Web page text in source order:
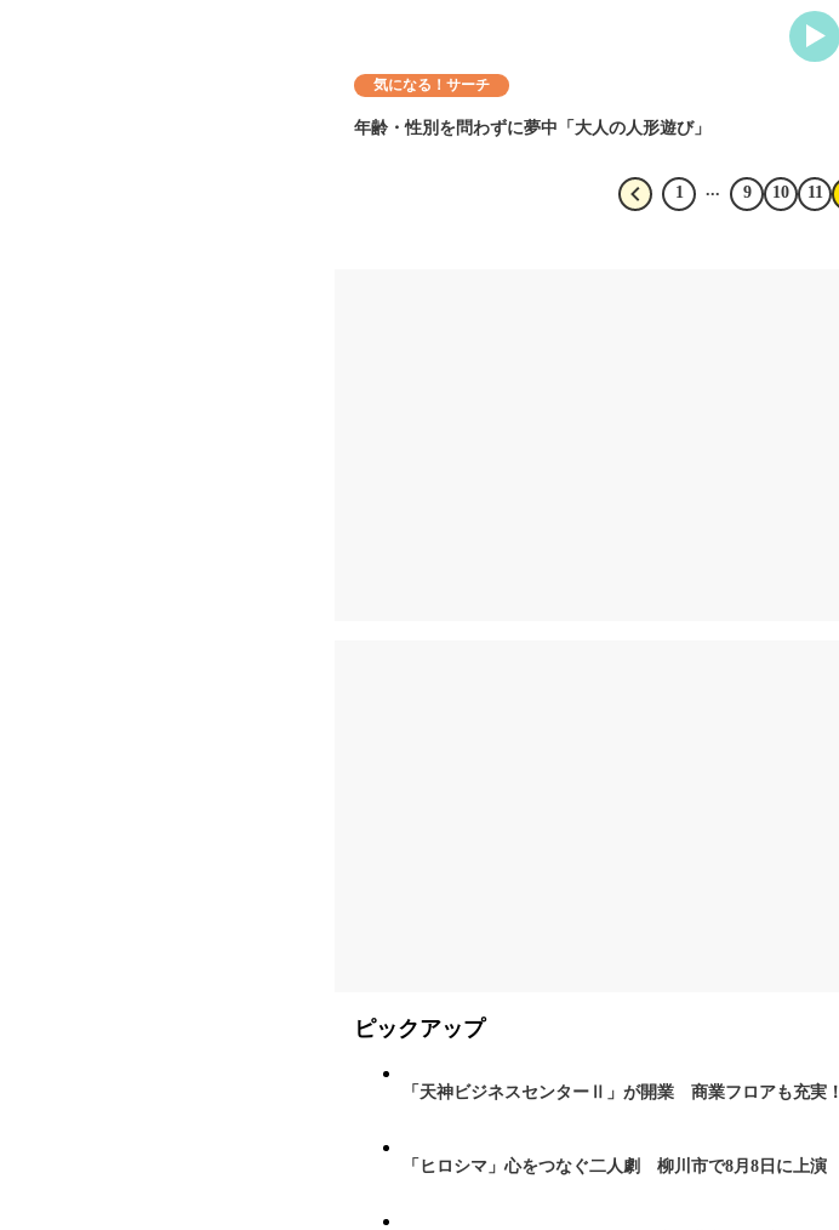
気になる！サーチ
年齢・性別を問わずに夢中「大人の人形遊び」
1 ... 9 10 11
ピックアップ
「天神ビジネスセンターⅡ」が開業 商業フロアも充実！
「ヒロシマ」心をつなぐ二人劇 柳川市で8月8日に上演